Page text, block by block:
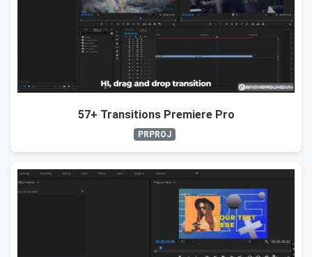
57+ Transitions Premiere Pro
PRPROJ